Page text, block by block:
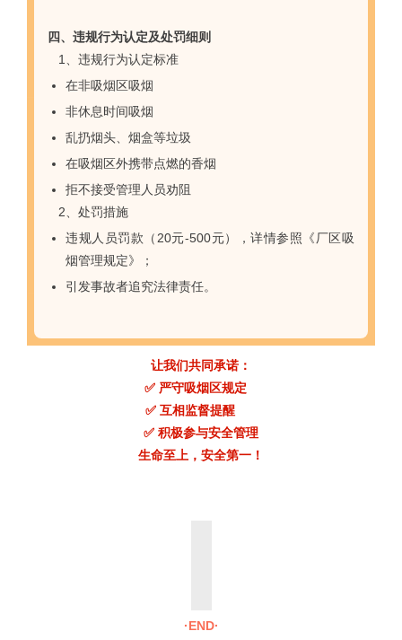
四、违规行为认定及处罚细则
1、违规行为认定标准
在非吸烟区吸烟
非休息时间吸烟
乱扔烟头、烟盒等垃圾
在吸烟区外携带点燃的香烟
拒不接受管理人员劝阻
2、处罚措施
违规人员罚款（20元-500元），详情参照《厂区吸
烟管理规定》；
引发事故者追究法律责任。
让我们共同承诺：
✅ 严守吸烟区规定
✅ 互相监督提醒
✅ 积极参与安全管理
生命至上，安全第一！
·END·